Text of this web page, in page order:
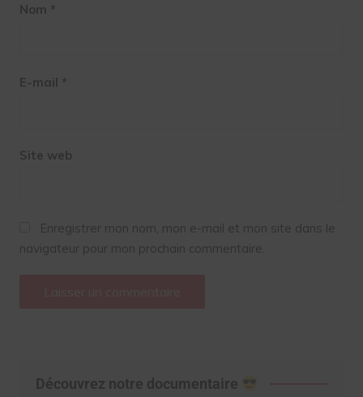
Nom *
E-mail *
Site web
Enregistrer mon nom, mon e-mail et mon site dans le
navigateur pour mon prochain commentaire.
Découvrez notre documentaire